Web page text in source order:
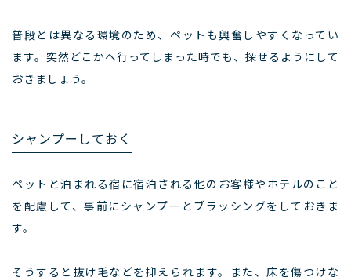
普段とは異なる環境のため、ペットも興奮しやすくなってい
ます。突然どこかへ行ってしまった時でも、探せるようにして
おきましょう。
シャンプーしておく
ペットと泊まれる宿に宿泊される他のお客様やホテルのこと
を配慮して、事前にシャンプーとブラッシングをしておきま
す。
そうすると抜け毛などを抑えられます。また、床を傷つけな